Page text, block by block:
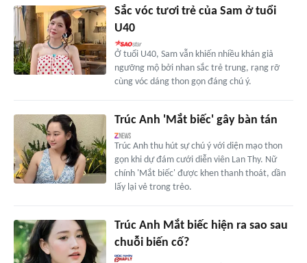
Sắc vóc tươi trẻ của Sam ở tuổi
U40
Ở tuổi U40, Sam vẫn khiến nhiều khán giả
ngưỡng mộ bởi nhan sắc trẻ trung, rạng rỡ
cùng vóc dáng thon gọn đáng chú ý.
Trúc Anh 'Mắt biếc' gây bàn tán
Trúc Anh thu hút sự chú ý với diện mạo thon
gọn khi dự đám cưới diễn viên Lan Thy. Nữ
chính 'Mắt biếc' được khen thanh thoát, dần
lấy lại vẻ trong trẻo.
Trúc Anh Mắt biếc hiện ra sao sau
chuỗi biến cố?